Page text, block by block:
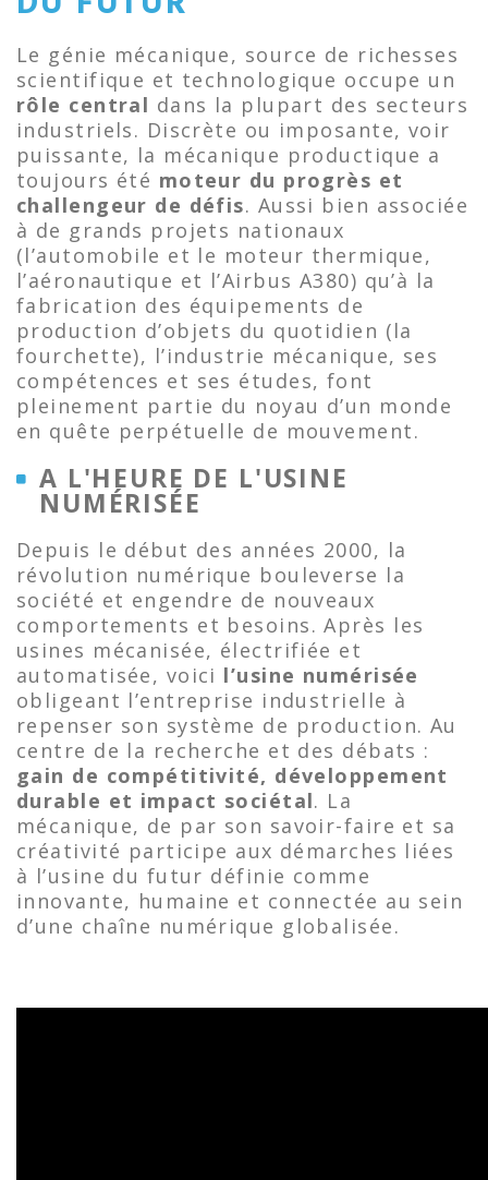
Le génie mécanique, source de richesses
scientifique et technologique occupe un
rôle central dans la plupart des secteurs
industriels. Discrète ou imposante, voir
puissante, la mécanique productique a
toujours été moteur du progrès et
challengeur de défis. Aussi bien associée
à de grands projets nationaux
(l’automobile et le moteur thermique,
l’aéronautique et l’Airbus A380) qu’à la
fabrication des équipements de
production d’objets du quotidien (la
fourchette), l’industrie mécanique, ses
compétences et ses études, font
pleinement partie du noyau d’un monde
en quête perpétuelle de mouvement.
A L'HEURE DE L'USINE
NUMÉRISÉE
Depuis le début des années 2000, la
révolution numérique bouleverse la
société et engendre de nouveaux
comportements et besoins. Après les
usines mécanisée, électrifiée et
automatisée, voici l’usine numérisée
obligeant l’entreprise industrielle à
repenser son système de production. Au
centre de la recherche et des débats :
gain de compétitivité, développement
durable et impact sociétal. La
mécanique, de par son savoir-faire et sa
créativité participe aux démarches liées
à l’usine du futur définie comme
innovante, humaine et connectée au sein
d’une chaîne numérique globalisée.